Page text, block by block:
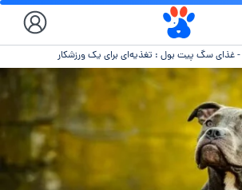
-غذای سگ پیت بول : تغذیه‌ای برای یک ورزشکار